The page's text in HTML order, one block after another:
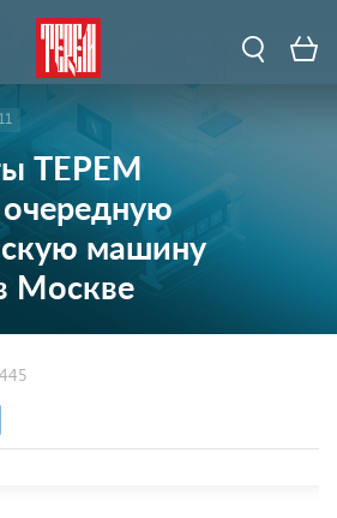
ТЕРЕМ
машину
Москве
445